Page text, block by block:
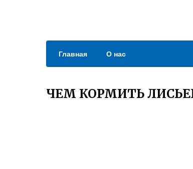
Главная О нас
ЧЕМ КОРМИТЬ